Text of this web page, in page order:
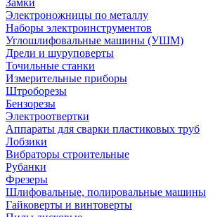
Замки
Электроножницы по металлу
Наборы электроинструментов
Углошлифовальные машины (УШМ)
Дрели и шуруповерты
Точильные станки
Измерительные приборы
Штроборезы
Бензорезы
Электроотвертки
Аппараты для сварки пластиковых труб
Лобзики
Вибраторы строительные
Рубанки
Фрезеры
Шлифовальные, полировальные машины
Гайковерты и винтоверты